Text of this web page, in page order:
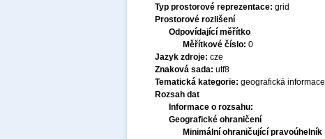
Typ prostorové reprezentace: grid
Prostorové rozlišení
Odpovídající měřítko
Měřítkové číslo: 0
Jazyk zdroje: cze
Znaková sada: utf8
Tematická kategorie: geografická informace
Rozsah dat
Informace o rozsahu:
Geografické ohraničení
Minimální ohraničující pravoúhelník